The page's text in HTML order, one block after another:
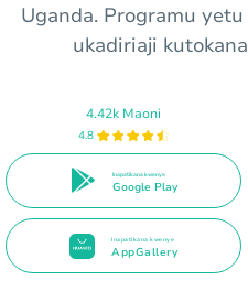
Uganda. Programu
ukadiriaji
4.42k Maoni
4.8
Inapatikana kwenye
Google Play
Inapatikana kwenye
AppGallery